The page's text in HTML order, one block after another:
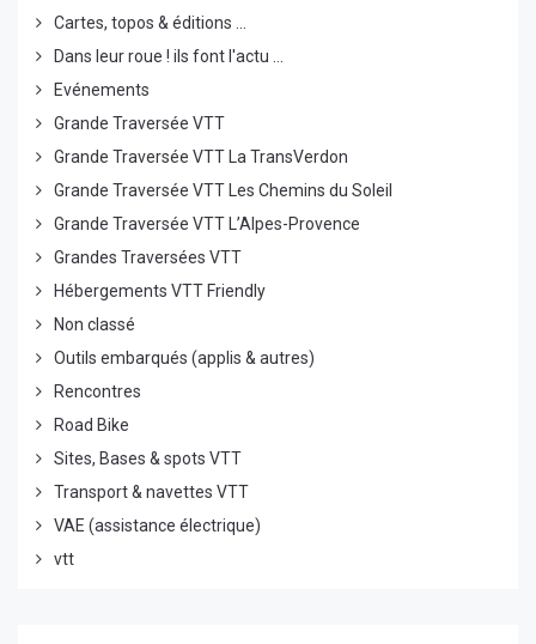
Cartes, topos & éditions ...
Dans leur roue ! ils font l'actu ...
Evénements
Grande Traversée VTT
Grande Traversée VTT La TransVerdon
Grande Traversée VTT Les Chemins du Soleil
Grande Traversée VTT L’Alpes-Provence
Grandes Traversées VTT
Hébergements VTT Friendly
Non classé
Outils embarqués (applis & autres)
Rencontres
Road Bike
Sites, Bases & spots VTT
Transport & navettes VTT
VAE (assistance électrique)
vtt